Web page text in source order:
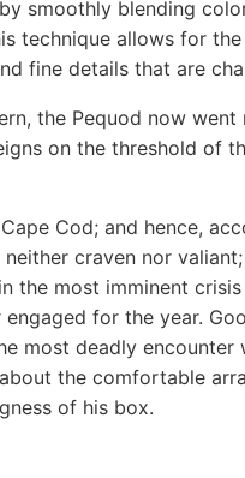
smoothly blending
technique allows for
fine details that are
the Pequod now
on the threshold of
Cod; and hence,
craven nor
the most imminent
for the year.
most deadly encounter
the comfortable
of his box.